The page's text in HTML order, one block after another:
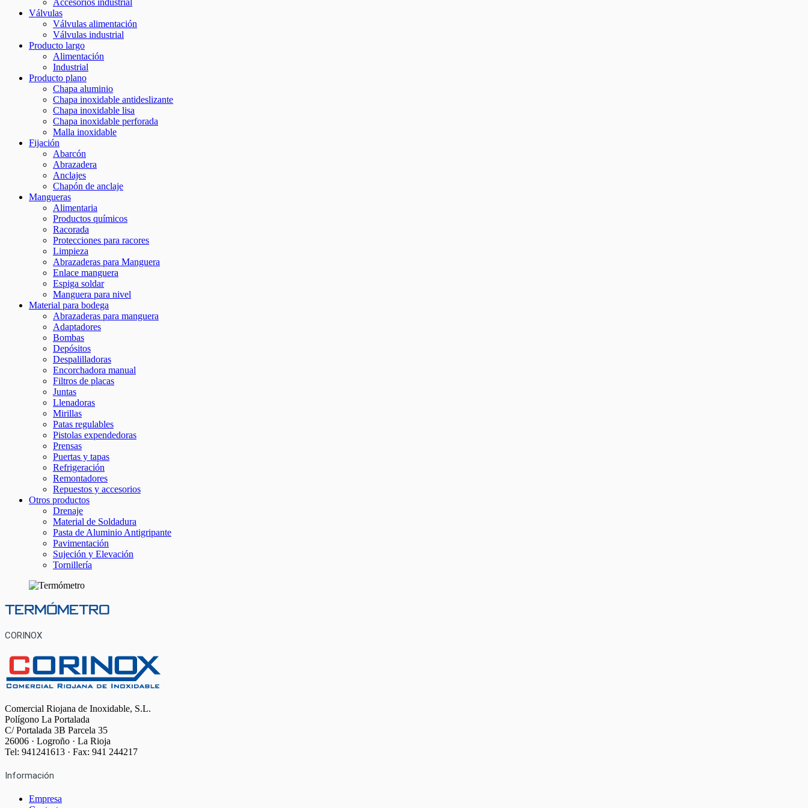
Válvulas
Válvulas alimentación
Válvulas industrial
Producto largo
Alimentación
Industrial
Producto plano
Chapa aluminio
Chapa inoxidable antideslizante
Chapa inoxidable lisa
Chapa inoxidable perforada
Malla inoxidable
Fijación
Abarcón
Abrazadera
Anclajes
Chapón de anclaje
Mangueras
Alimentaria
Productos químicos
Racorada
Protecciones para racores
Limpieza
Abrazaderas para Manguera
Enlace manguera
Espiga soldar
Manguera para nivel
Material para bodega
Abrazaderas para manguera
Adaptadores
Bombas
Depósitos
Despalilladoras
Encorchadora manual
Filtros de placas
Juntas
Llenadoras
Mirillas
Patas regulables
Pistolas expendedoras
Prensas
Puertas y tapas
Refrigeración
Remontadores
Repuestos y accesorios
Otros productos
Drenaje
Material de Soldadura
Pasta de Aluminio Antigripante
Pavimentación
Sujeción y Elevación
Tornillería
Termómetro
CORINOX
Comercial Riojana de Inoxidable, S.L.
Polígono La Portalada
C/ Portalada 3B Parcela 35
26006 · Logroño · La Rioja
Tel: 941241613 · Fax: 941 244217
Información
Empresa